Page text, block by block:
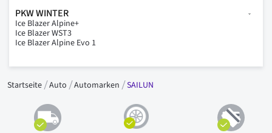
PKW WINTER
Ice Blazer Alpine+
Ice Blazer WST3
Ice Blazer Alpine Evo 1
Startseite Auto Automarken SAILUN